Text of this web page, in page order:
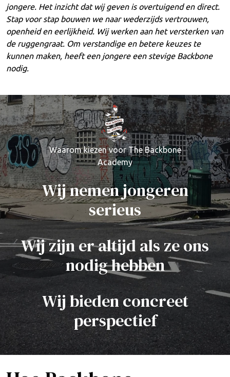
jongere. Het inzicht dat wij geven is overtuigend en direct.
Stap voor stap bouwen we naar wederzijds vertrouwen,
openheid en eerlijkheid. Wij werken aan het versterken van
de ruggengraat. Om verstandige en betere keuzes te
kunnen maken, heeft een jongere een stevige Backbone
nodig.
Waarom kiezen voor The Backbone
Academy
Wij nemen jongeren
serieus
Wij zijn er altijd als ze ons
nodig hebben
Wij bieden concreet
perspectief